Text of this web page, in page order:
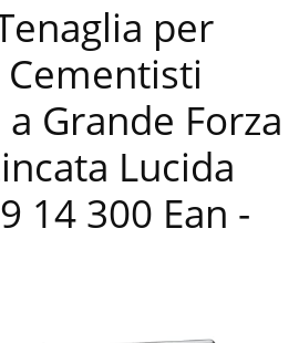
per
Grande Forza
Lucida
14 300 Ean -